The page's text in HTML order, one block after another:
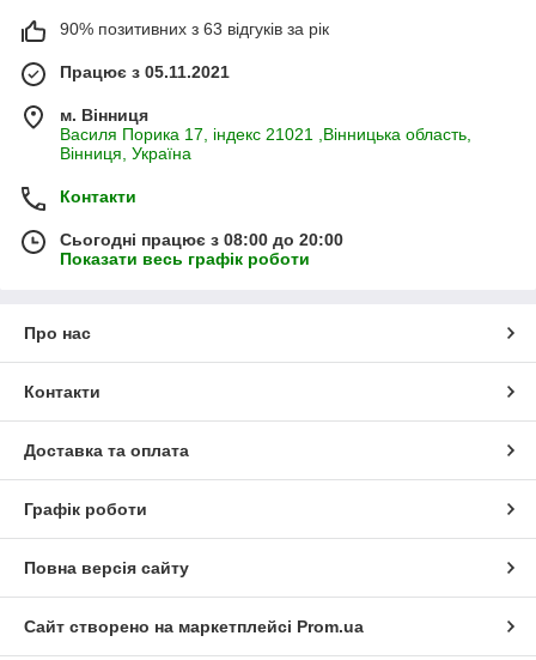
90% позитивних з 63 відгуків за рік
Працює з 05.11.2021
м. Вінниця
Василя Порика 17, індекс 21021 ,Вінницька область,
Вінниця, Україна
Контакти
Сьогодні працює з 08:00 до 20:00
Показати весь графік роботи
Про нас
Контакти
Доставка та оплата
Графік роботи
Повна версія сайту
Сайт створено на маркетплейсі Prom.ua